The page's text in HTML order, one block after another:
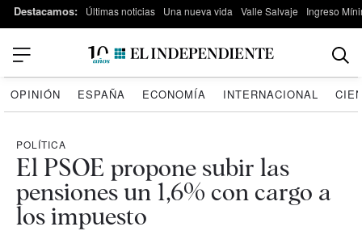
Destacamos: Últimas noticias Una nueva vida Valle Salvaje Ingreso
OPINIÓN ESPAÑA ECONOMÍA INTERNACIONAL
POLÍTICA
El PSOE propone subir las
pensiones un 1,6% con cargo a
los impuesto